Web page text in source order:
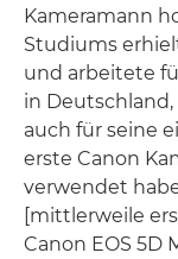
Kameramann
Studiums
und arbeitete
in
auch für seine
erste Canon
verwendet
[mittlerweile
Canon EOS 5D